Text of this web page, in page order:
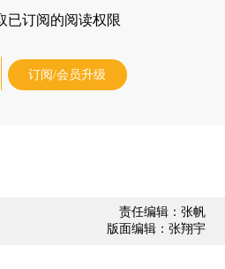
已订阅的阅读权限
订阅/会员升级
责任编辑：张帆
版面编辑：张翔宇